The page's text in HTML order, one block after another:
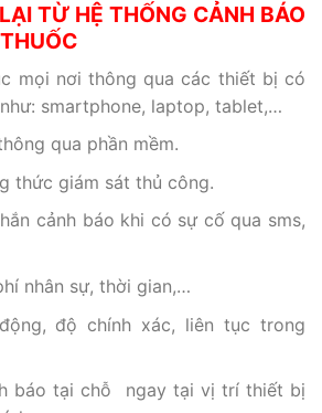
TỪ HỆ THỐNG CẢNH BÁO
mọi nơi thông qua các thiết bị có
smartphone, laptop, tablet,…
qua phần mềm.
thức giám sát thủ công.
cảnh báo khi có sự cố qua sms,
nhân sự, thời gian,…
độ chính xác, liên tục trong
báo tại chỗ ngay tại vị trí thiết bị